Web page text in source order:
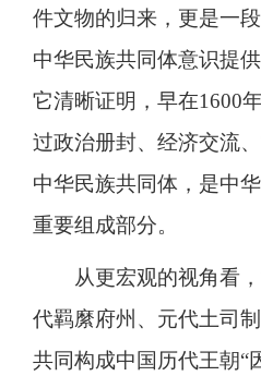
件文物的归来，更是一
中华民族共同体意识提
它清晰证明，早在1600
过政治册封、经济交流
中华民族共同体，是中
重要组成部分。
从更宏观的视角看
代羁縻府州、元代土司
共同构成中国历代王朝“